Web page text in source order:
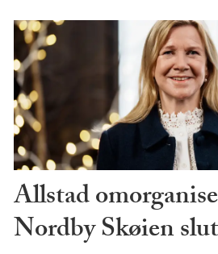
Allstad
Nordby Skøien